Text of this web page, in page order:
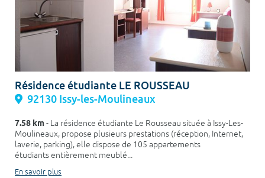
Résidence étudiante LE ROUSSEAU
92130 Issy-les-Moulineaux
7.58 km- La résidence étudiante Le Rousseau située à Issy-Les-
Moulineaux, propose plusieurs prestations (réception, Internet,
laverie, parking), elle dispose de 105 appartements
étudiants entièrement meublé...
En savoir plus